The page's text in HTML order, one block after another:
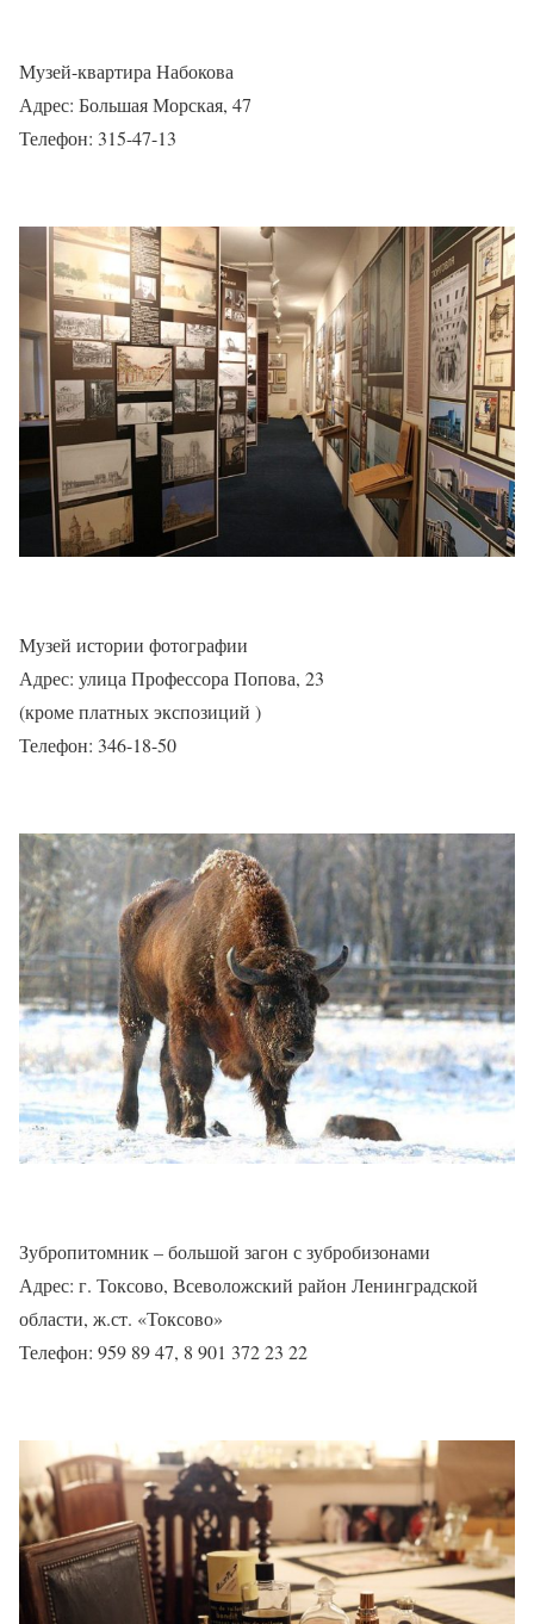
Музей-квартира Набокова
Адрес: Большая Морская, 47
Телефон: 315-47-13
Музей истории фотографии
Адрес: улица Профессора Попова, 23
(кроме платных экспозиций )
Телефон: 346-18-50
Зубропитомник – большой загон с зубробизонами
Адрес: г. Токсово, Всеволожский район Ленинградской
области, ж.ст. «Токсово»
Телефон: 959 89 47, 8 901 372 23 22